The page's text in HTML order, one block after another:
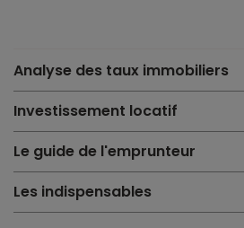
Analyse des taux immobiliers
Investissement locatif
Le guide de l'emprunteur
Les indispensables